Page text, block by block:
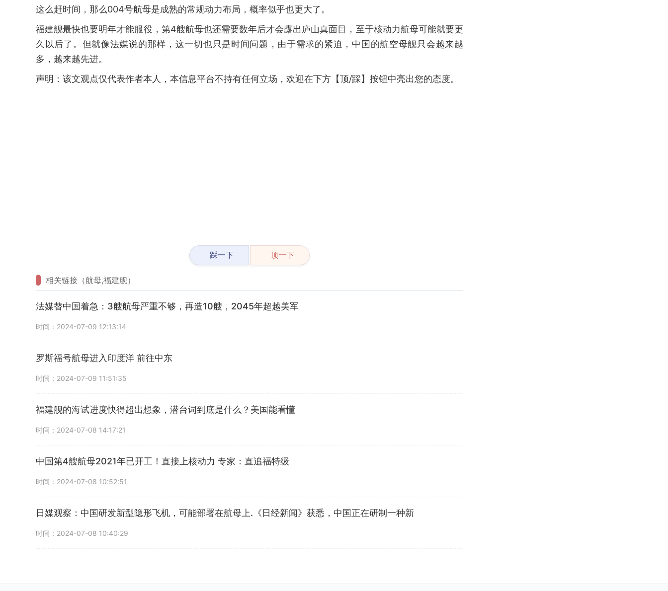
这么赶时间，那么004号航母是成熟的常规动力布局，概率似乎也更大了。
福建舰最快也要明年才能服役，第4艘航母也还需要数年后才会露出庐山真面目，至于核动力航母可能就要更
久以后了。但就像法媒说的那样，这一切也只是时间问题，由于需求的紧迫，中国的航空母舰只会越来越
多，越来越先进。
声明：该文观点仅代表作者本人，本信息平台不持有任何立场，欢迎在下方【顶/踩】按钮中亮出您的态度。
踩一下 顶一下
相关链接（航母,福建舰）
法媒替中国着急：3艘航母严重不够，再造10艘，2045年超越美军
时间：2024-07-09 12:13:14
罗斯福号航母进入印度洋 前往中东
时间：2024-07-09 11:51:35
福建舰的海试进度快得超出想象，潜台词到底是什么？美国能看懂
时间：2024-07-08 14:17:21
中国第4艘航母2021年已开工！直接上核动力 专家：直追福特级
时间：2024-07-08 10:52:51
日媒观察：中国研发新型隐形飞机，可能部署在航母上.《日经新闻》获悉，中国正在研制一种新
时间：2024-07-08 10:40:29